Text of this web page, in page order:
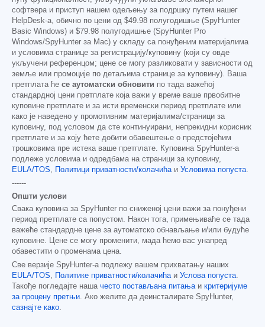
софтвера и приступ нашем одељењу за подршку путем нашег
HelpDesk-а, обично по цени од $49.98 полугодишње (SpyHunter
Basic Windows) и $79.98 полугодишње (SpyHunter Pro
Windows/SpyHunter за Mac) у складу са понуђеним материјалима
и условима странице за регистрацију/куповину (који су овде
укључени референцом; цене се могу разликовати у зависности од
земље или промоције по детаљима странице за куповину). Ваша
претплата ће се аутоматски обновити по тада важећој
стандардној цени претплате која важи у време ваше првобитне
куповине претплате и за исти временски период претплате или
како је наведено у промотивним материјалима/страници за
куповину, под условом да сте континуирани, непрекидни корисник
претплате и за коју ћете добити обавештење о предстојећим
трошковима пре истека ваше претплате. Куповина SpyHunter-а
подлеже условима и одредбама на страници за куповину,
EULA/TOS
Политици приватности/колачића и Условима попуста
------
Општи услови
Свака куповина за SpyHunter по сниженој цени важи за понуђени
период претплате са попустом. Након тога, примењиваће се тада
важеће стандардне цене за аутоматско обнављање и/или будуће
куповине. Цене се могу променити, мада ћемо вас унапред
обавестити о променама цена.
Све верзије SpyHunter-а подлежу вашем прихватању наших
EULA/TOS
Политике приватности/колачића и Услова попуста
Такође погледајте наша често постављана питања и критеријуме
за процену претњи . Ако желите да деинсталирате SpyHunter,
сазнајте како